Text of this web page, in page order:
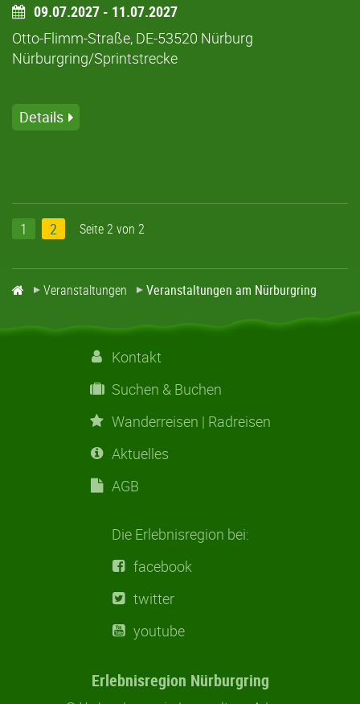
09.07.2027 - 11.07.2027
Otto-Flimm-Straße, DE-53520 Nürburg
Nürburgring/Sprintstrecke
Details
1 2 Seite 2 von 2
Veranstaltungen Veranstaltungen am Nürburgring
Erlebnisregion Nürburgring
Kontakt
Suchen & Buchen
Wanderreisen | Radreisen
Aktuelles
AGB
Die Erlebnisregion bei:
facebook
twitter
youtube